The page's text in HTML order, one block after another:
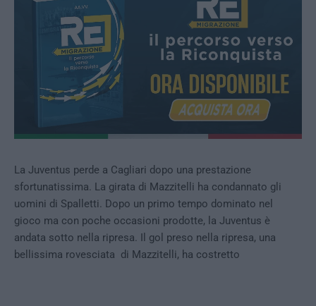
La Juventus perde a Cagliari dopo una prestazione
sfortunatissima. La girata di Mazzitelli ha condannato gli
uomini di Spalletti. Dopo un primo tempo dominato nel
gioco ma con poche occasioni prodotte, la Juventus è
andata sotto nella ripresa. Il gol preso nella ripresa, una
bellissima rovesciata di Mazzitelli, ha costretto